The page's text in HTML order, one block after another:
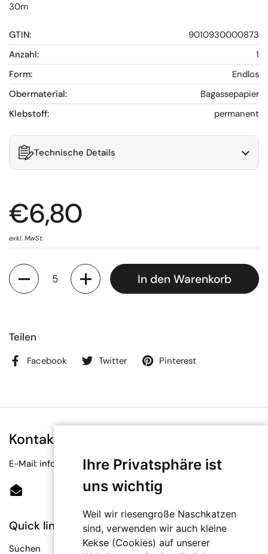
Ihre Privatsphäre ist
uns wichtig
Weil wir riesengroße Naschkatzen
sind, verwenden wir auch kleine
Kekse (Cookies) auf unserer
30m
GTIN:
9010930000873
Anzahl:
1
Form:
Endlos
Obermaterial:
Bagassepapier
Klebstoff:
permanent
Technische Details
€6,80
exkl. MwSt.
Anzahl
In den Warenkorb
Teilen
Facebook Twitter Pinterest
Kontakt
E-Mail: info@bioetiketten.at
Email
Quick links
Suchen